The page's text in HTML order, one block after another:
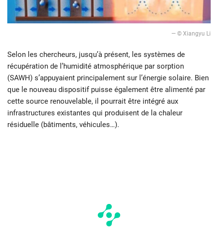
— © Xiangyu Li
Selon les chercheurs, jusqu’à présent, les systèmes de
récupération de l’humidité atmosphérique par sorption
(SAWH) s’appuyaient principalement sur l’énergie solaire. Bien
que le nouveau dispositif puisse également être alimenté par
cette source renouvelable, il pourrait être intégré aux
infrastructures existantes qui produisent de la chaleur
résiduelle (bâtiments, véhicules…).